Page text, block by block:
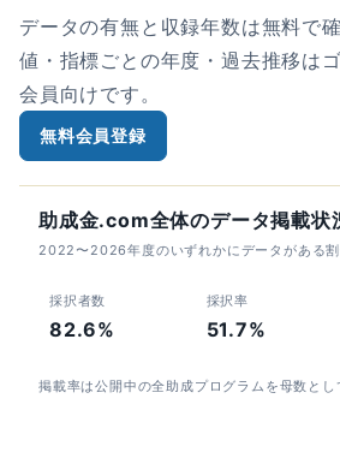
データの有無と収録年数は無料で
値・指標ごとの年度・過去推移は
会員向けです。
無料会員登録
助成金.com全体のデータ掲載状
2022〜2026年度のいずれかにデータがある
採択者数
82.6%
採択率
51.7%
掲載率は公開中の全助成プログラムを母数とし